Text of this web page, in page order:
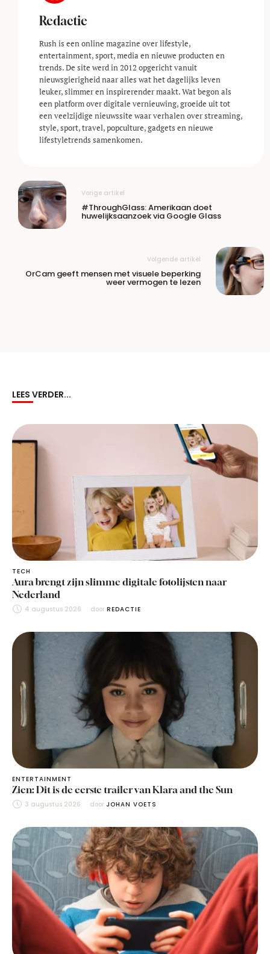
Redactie
Rush is een online magazine over lifestyle,
entertainment, sport, media en nieuwe producten en
trends. De site werd in 2012 opgericht vanuit
nieuwsgierigheid naar alles wat het dagelijks leven
leuker, slimmer en inspirerender maakt. Wat begon als
een platform over digitale vernieuwing, groeide uit tot
een veelzijdige nieuwssite waar verhalen over streaming,
style, sport, travel, popculture, gadgets en nieuwe
lifestyle­trends samenkomen.
Vorige artikel
#ThroughGlass: Amerikaan doet
huwelijksaanzoek via Google Glass
Volgende artikel
OrCam geeft mensen met visuele beperking
weer vermogen te lezen
LEES VERDER...
TECH
Aura brengt zijn slimme digitale fotolijsten naar
Nederland
4 augustus 2026 door REDACTIE
ENTERTAINMENT
Zien: Dit is de eerste trailer van Klara and the Sun
3 augustus 2026 door JOHAN VOETS